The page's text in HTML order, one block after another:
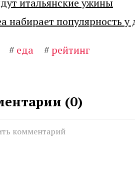
итальянские ужины
набирает популярность у
# еда #рейтинг
(0)